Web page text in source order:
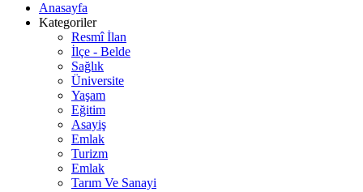
Anasayfa
Kategoriler
Resmî İlan
İlçe - Belde
Sağlık
Üniversite
Yaşam
Eğitim
Asayiş
Emlak
Turizm
Emlak
Tarım Ve Sanayi